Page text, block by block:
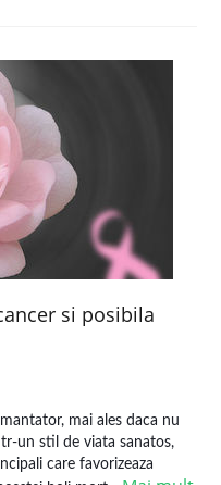
si posibila
mai ales daca nu
un stil de viata sanatos,
care favorizeaza